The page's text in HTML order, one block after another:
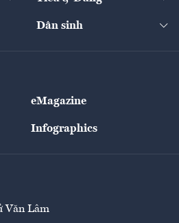
Thị trường
Nông sản
Giải trí
Dân sinh
eMagazine
Infographics
Văn Lâm